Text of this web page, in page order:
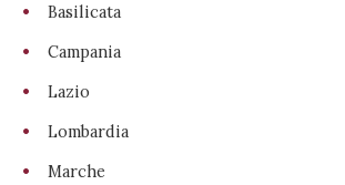
Basilicata
Campania
Lazio
Lombardia
Marche